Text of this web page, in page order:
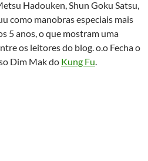
Hadouken, Shun Goku Satsu,
como manobras especiais mais
5 anos, o que mostram uma
os leitores do blog. o.o Fecha o
Dim Mak do Kung Fu.